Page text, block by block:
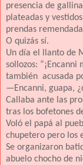
presencia de
plateadas y
prendas
O quizás sí.
Un día el llanto de
sollozos:
también acusada
—Encanni, guapa,
Callaba ante las
tras los bofetones
Voló el papá al
chupetero pero los
Se organizaron
abuelo chocho de